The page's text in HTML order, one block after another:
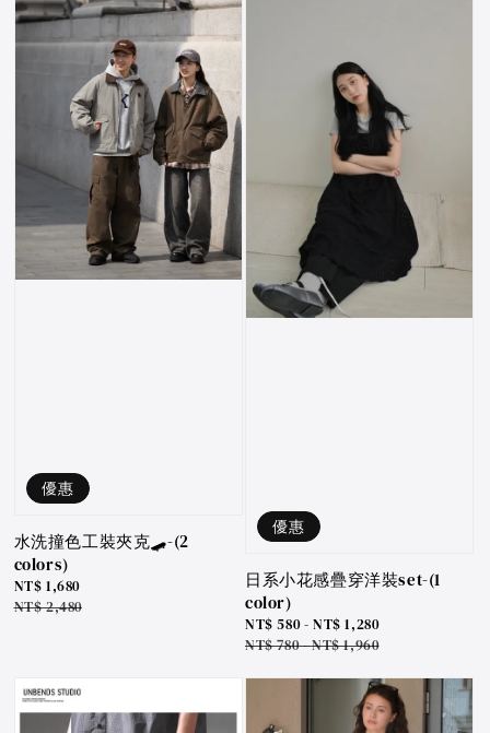
優惠
水洗撞色工裝夾克🛹-(2
colors)
Sale
price
NT$ 1,680
Regular
NT$ 2,480
優惠
日系小花感疊穿洋裝set-(1
color)
Sale
price
NT$ 580-NT$ 1,280
Regular
NT$ 780-NT$ 1,960